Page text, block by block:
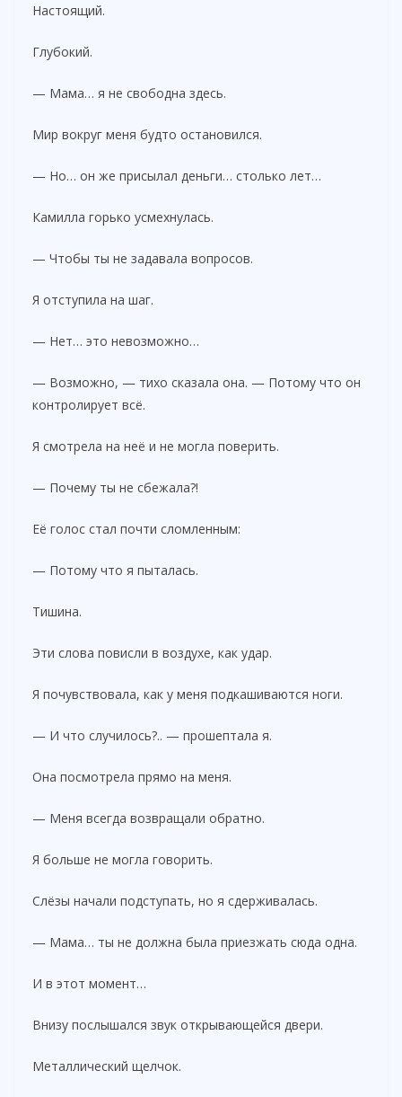
Настоящий.
Глубокий.
— Мама… я не свободна здесь.
Мир вокруг меня будто остановился.
— Но… он же присылал деньги… столько лет…
Камилла горько усмехнулась.
— Чтобы ты не задавала вопросов.
Я отступила на шаг.
— Нет… это невозможно…
— Возможно, — тихо сказала она. — Потому что он
контролирует всё.
Я смотрела на неё и не могла поверить.
— Почему ты не сбежала?!
Её голос стал почти сломленным:
— Потому что я пыталась.
Тишина.
Эти слова повисли в воздухе, как удар.
Я почувствовала, как у меня подкашиваются ноги.
— И что случилось?.. — прошептала я.
Она посмотрела прямо на меня.
— Меня всегда возвращали обратно.
Я больше не могла говорить.
Слёзы начали подступать, но я сдерживалась.
— Мама… ты не должна была приезжать сюда одна.
И в этот момент…
Внизу послышался звук открывающейся двери.
Металлический щелчок.